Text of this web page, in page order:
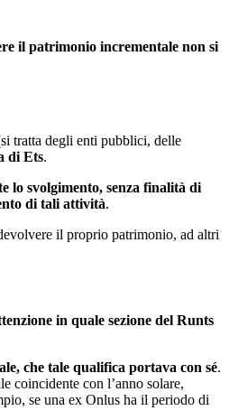
il patrimonio incrementale non si
tratta degli enti pubblici, delle
di Ets.
lo svolgimento, senza finalità di
di tali attività.
il proprio patrimonio, ad altri
in quale sezione del Runts
che tale qualifica portava con sé.
coincidente con l’anno solare,
se una ex Onlus ha il periodo di